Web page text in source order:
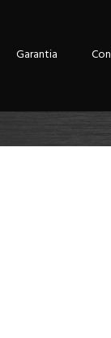
Garantia